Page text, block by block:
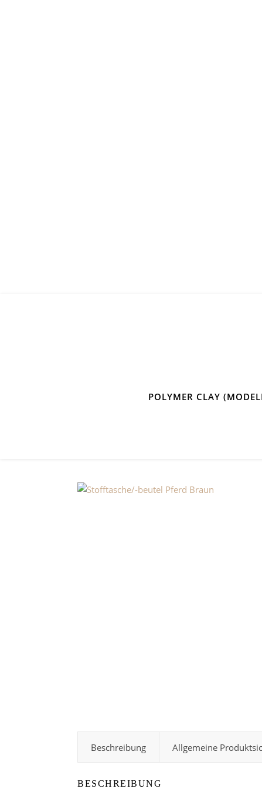
POLYMER CLAY
Beschreibung Allgemeine
BESCHREIBUNG